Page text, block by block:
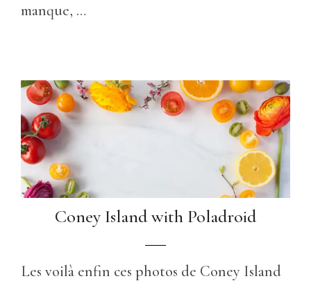
manque, …
Coney Island with Poladroid
Les voilà enfin ces photos de Coney Island